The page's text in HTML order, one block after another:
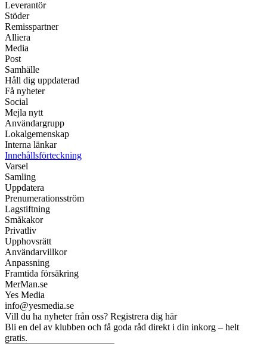
Leverantör
Stöder
Remisspartner
Alliera
Media
Post
Samhälle
Håll dig uppdaterad
Få nyheter
Social
Mejla nytt
Användargrupp
Lokalgemenskap
Interna länkar
Innehållsförteckning
Varsel
Samling
Uppdatera
Prenumerationsström
Lagstiftning
Småkakor
Privatliv
Upphovsrätt
Användarvillkor
Anpassning
Framtida försäkring
MerMan.se
Yes Media
info@yesmedia.se
Vill du ha nyheter från oss? Registrera dig här
Bli en del av klubben och få goda råd direkt i din inkorg – helt
gratis.